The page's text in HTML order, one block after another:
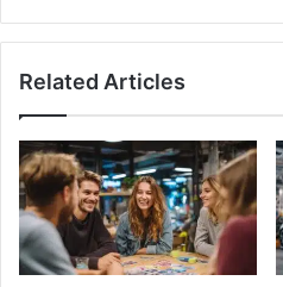
Related Articles